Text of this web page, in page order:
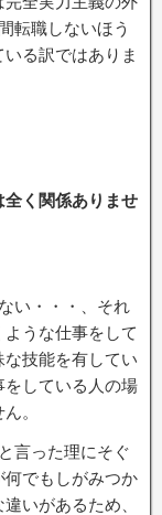
転職しないほう
る訳ではありま
く関係ありませ
い・・・、それ
うな仕事をして
技能を有してい
をしている人の場
。
言った理にそぐ
でもしがみつか
いがあるため、